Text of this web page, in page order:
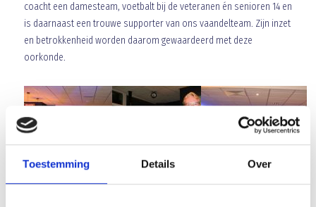
Toestemming Details Over
coacht een damesteam, voetbalt bij de veteranen én senioren 14 en
is daarnaast een trouwe supporter van ons vaandelteam. Zijn inzet
en betrokkenheid worden daarom gewaardeerd met deze
oorkonde.